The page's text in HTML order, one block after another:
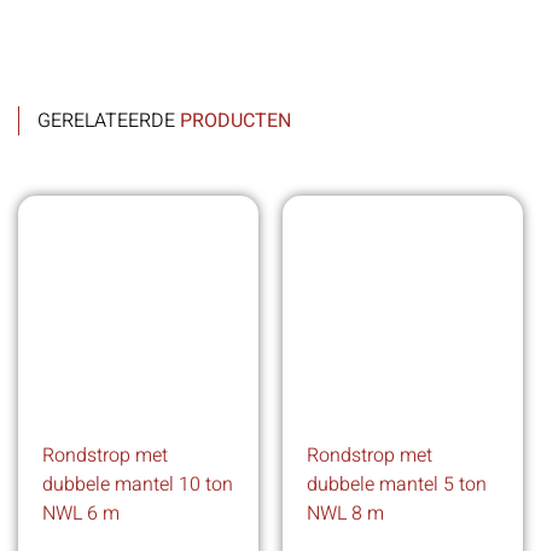
GERELATEERDE PRODUCTEN
Rondstrop met
dubbele mantel 10 ton
NWL 6 m
Rondstrop met
dubbele mantel 5 ton
NWL 8 m